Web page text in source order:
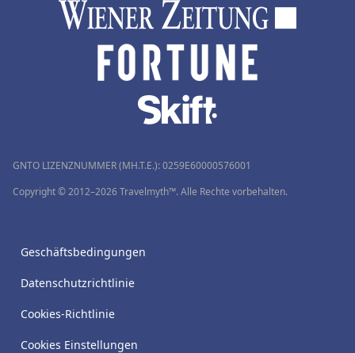
GNTO LIZENZNUMMER (MH.T.E.): 0259Ε60000576001
Copyright © 2012–2026 Travelmyth™. Alle Rechte vorbehalten.
Geschäftsbedingungen
Datenschutzrichtlinie
Cookies-Richtlinie
Cookies Einstellungen